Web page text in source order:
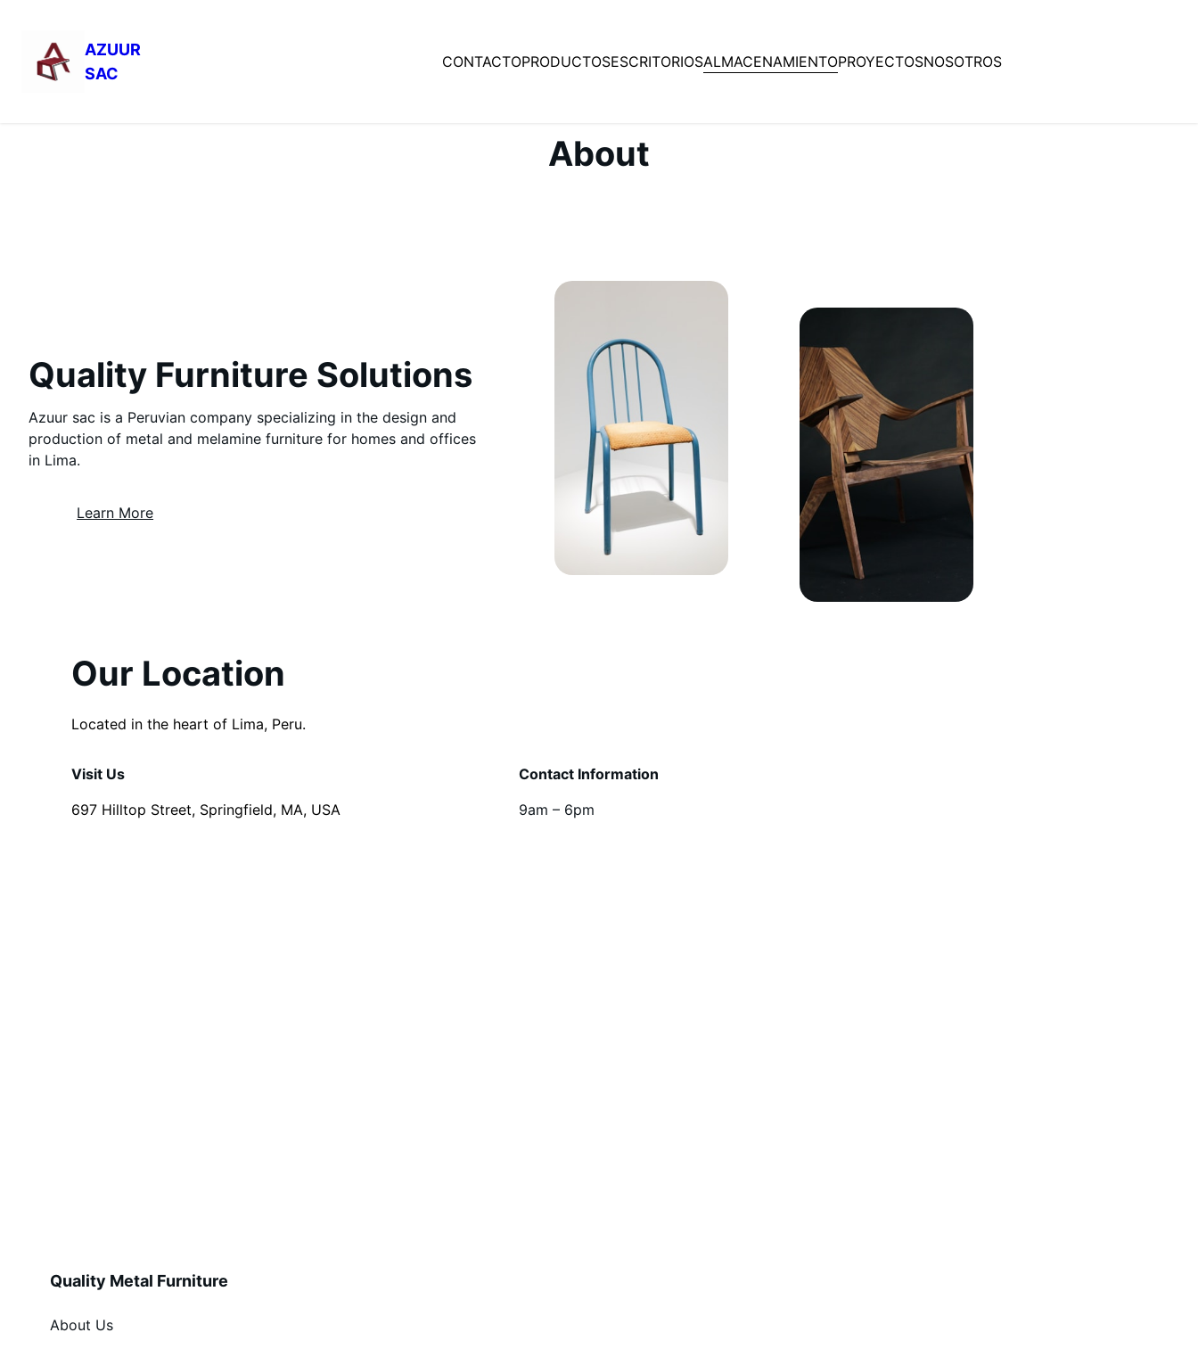
AZUUR
SAC
CONTACTOPRODUCTOSESCRITORIOSALMACENAMIENTOPROYECTOSNOSOTROS
About
Quality Furniture Solutions
Azuur sac is a Peruvian company specializing in the design and
production of metal and melamine furniture for homes and offices
in Lima.
Learn More
Our Location
Located in the heart of Lima, Peru.
Visit Us
697 Hilltop Street, Springfield, MA, USA
Contact Information
9am – 6pm
Quality Metal Furniture
About Us